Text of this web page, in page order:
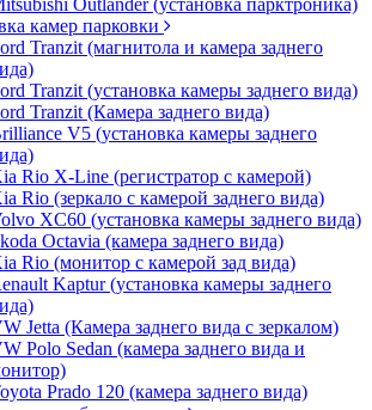
Outlander (установка парктроника)
камер парковки
Tranzit (магнитола и камера заднего
Tranzit (установка камеры заднего вида)
Tranzit (Камера заднего вида)
V5 (установка камеры заднего
Rio X-Line (регистратор с камерой)
Rio (зеркало с камерой заднего вида)
XC60 (установка камеры заднего вида)
Octavia (камера заднего вида)
Rio (монитор с камерой зад вида)
Kaptur (установка камеры заднего
Jetta (Камера заднего вида с зеркалом)
Polo Sedan (камера заднего вида и
Prado 120 (камера заднего вида)